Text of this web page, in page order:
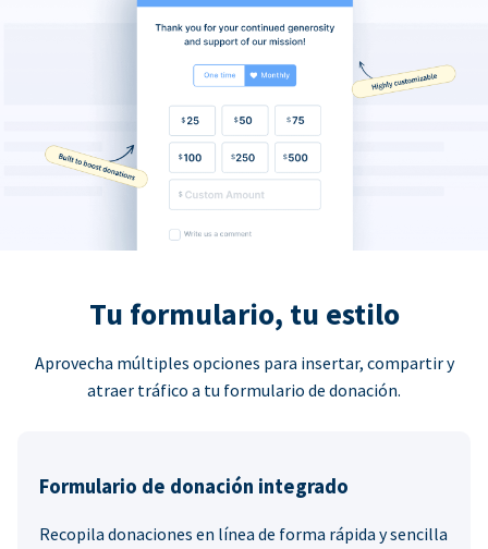
Tu formulario, tu estilo
Aprovecha múltiples opciones para insertar, compartir y
atraer tráfico a tu formulario de donación.
Formulario de donación integrado
Recopila donaciones en línea de forma rápida y sencilla